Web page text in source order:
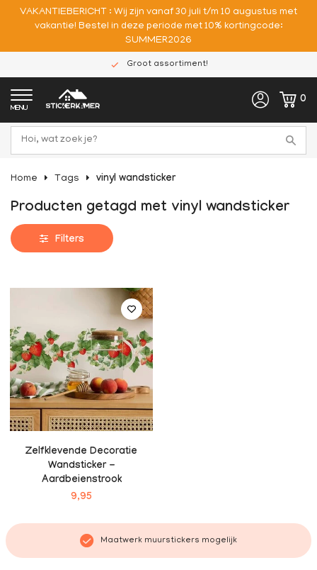
VAKANTIEBERICHT : Wij zijn vanaf 30 juli t/m 10 augustus met
vakantie! Bestel in deze periode met 10% kortingcode:
SUMMER2026
Groot assortiment!
MENU
0
Home Tags vinyl wandsticker
Producten getagd met vinyl wandsticker
Filters
Zelfklevende Decoratie
Wandsticker -
Aardbeienstrook
9,95
Maatwerk muurstickers mogelijk